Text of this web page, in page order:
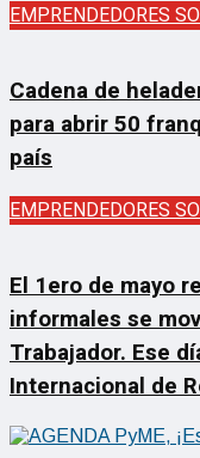
EMPRENDEDORES
Cadena de
para abrir 50
país
EMPRENDEDORES
El 1ero de mayo
informales se
Trabajador. Ese
Internacional de